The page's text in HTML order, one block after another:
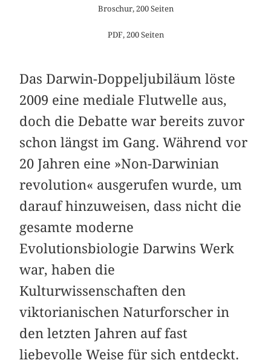
Broschur, 200 Seiten
PDF, 200 Seiten
Das Darwin-Doppeljubiläum löste
2009 eine mediale Flutwelle aus,
doch die Debatte war bereits zuvor
schon längst im Gang. Während vor
20 Jahren eine »Non-Darwinian
revolution« ausgerufen wurde, um
darauf hinzuweisen, dass nicht die
gesamte moderne
Evolutionsbiologie Darwins Werk
war, haben die
Kulturwissenschaften den
viktorianischen Naturforscher in
den letzten Jahren auf fast
liebevolle Weise für sich entdeckt.